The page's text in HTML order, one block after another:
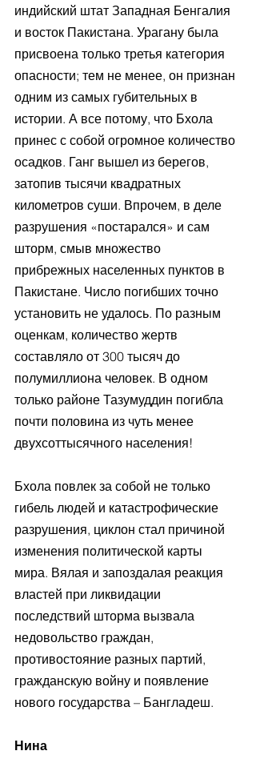
индийский штат Западная Бенгалия
и восток Пакистана. Урагану была
присвоена только третья категория
опасности; тем не менее, он признан
одним из самых губительных в
истории. А все потому, что Бхола
принес с собой огромное количество
осадков. Ганг вышел из берегов,
затопив тысячи квадратных
километров суши. Впрочем, в деле
разрушения «постарался» и сам
шторм, смыв множество
прибрежных населенных пунктов в
Пакистане. Число погибших точно
установить не удалось. По разным
оценкам, количество жертв
составляло от 300 тысяч до
полумиллиона человек. В одном
только районе Тазумуддин погибла
почти половина из чуть менее
двухсоттысячного населения!
Бхола повлек за собой не только
гибель людей и катастрофические
разрушения, циклон стал причиной
изменения политической карты
мира. Вялая и запоздалая реакция
властей при ликвидации
последствий шторма вызвала
недовольство граждан,
противостояние разных партий,
гражданскую войну и появление
нового государства – Бангладеш.
Нина